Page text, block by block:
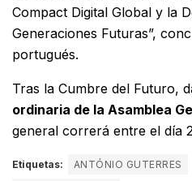
Compact Digital Global y la
Generaciones Futuras”,
portugués.
Tras la Cumbre del Futuro,
ordinaria de la Asamblea
general correrá entre el día
Etiquetas: ANTÓNIO GUTERRES